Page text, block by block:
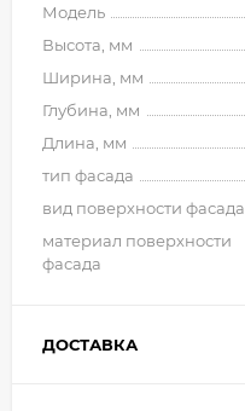
Модель
Высота, мм
Ширина, мм
Глубина, мм
Длина, мм
тип фасада
вид поверхности фасада
материал поверхности
фасада
ДОСТАВКА